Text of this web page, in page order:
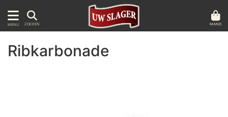
MENU ZOEKEN MAND
Ribkarbonade